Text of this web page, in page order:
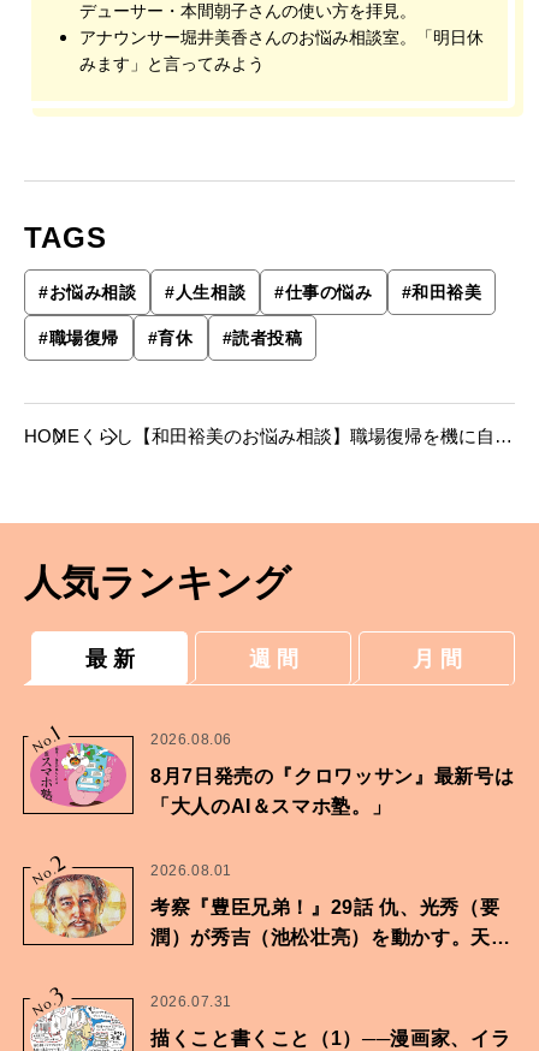
デューサー・本間朝子さんの使い方を拝見。
アナウンサー堀井美香さんのお悩み相談室。「明日休
みます」と言ってみよう
TAGS
#お悩み相談 #人生相談 #仕事の悩み #和田裕美
#職場復帰 #育休 #読者投稿
HOME くらし
【和田裕美のお悩み相談】職場復帰を機に自分
人気ランキング
最 新 週 間 月 間
No.
1 2026.08.06
8月7日発売の『クロワッサン』最新号は
「大人のAI＆スマホ塾。」
No.2 2026.08.01
考察『豊臣兄弟！』29話 仇、光秀（要
潤）が秀吉（池松壮亮）を動かす。天下
No.3 2026.07.31
描くこと書くこと（1）──漫画家、イラ